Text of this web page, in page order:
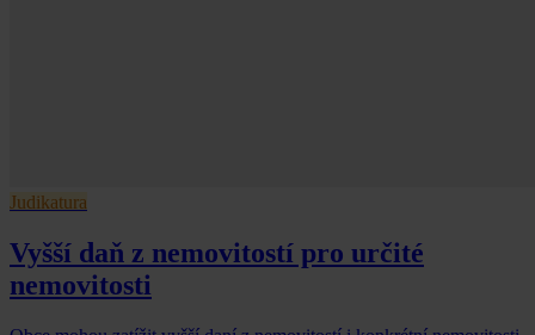
Judikatura
Vyšší daň z nemovitostí pro určité
nemovitosti